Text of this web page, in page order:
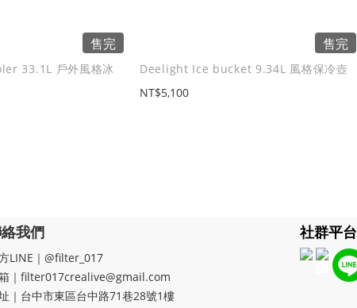
售完
33.1L 戶外風格冰
售完
Deelight Ice bucket 9.34L 風格保冷壺
NT$5,100
我們
LINE｜@filter_017
｜filter017crealive@gmail.com
｜​台中市東區台中路71巷28號1樓
社群平台